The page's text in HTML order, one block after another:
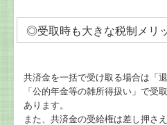
◎受取時も大きな税制メリ
共済金を一括で受け取る場合は「
「公的年金等の雑所得扱い」で受
あります。
また、共済金の受給権は差し押さ